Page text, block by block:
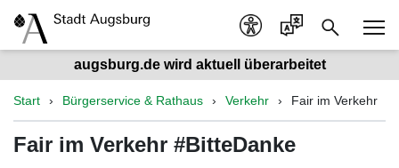
augsburg.de wird aktuell überarbeitet
Start Bürgerservice & Rathaus Verkehr Fair im Verkehr
Fair im Verkehr #BitteDanke